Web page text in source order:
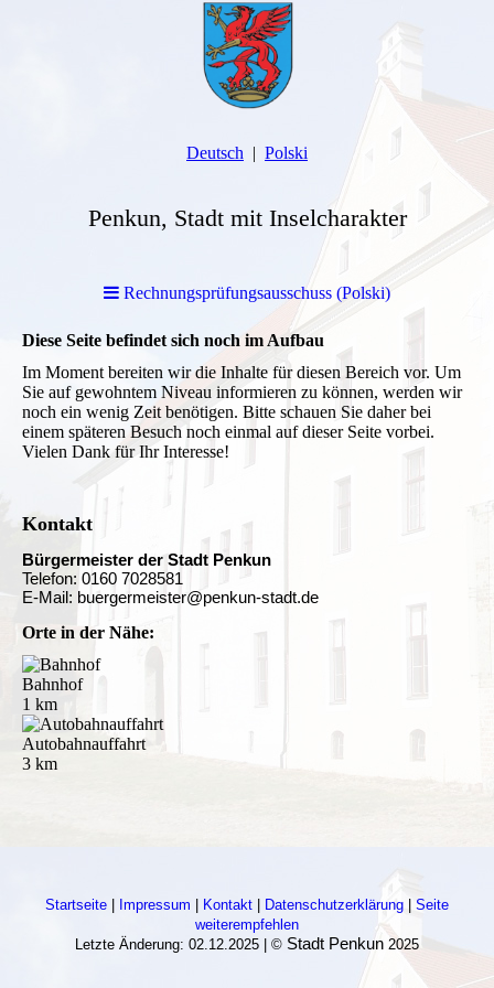
Deutsch Polski
Penkun, Stadt mit Inselcharakter
Rechnungsprüfungsausschuss (Polski)
Diese Seite befindet sich noch im Aufbau
Im Moment bereiten wir die Inhalte für diesen Bereich vor. Um
Sie auf gewohntem Niveau informieren zu können, werden wir
noch ein wenig Zeit benötigen. Bitte schauen Sie daher bei
einem späteren Besuch noch einmal auf dieser Seite vorbei.
Vielen Dank für Ihr Interesse!
Kontakt
Bürgermeister der Stadt Penkun
Telefon: 0160 7028581
E-Mail: buergermeister@penkun-stadt.de
Orte in der Nähe:
Bahnhof
1 km
Autobahnauffahrt
3 km
Startseite Impressum Kontakt Datenschutzerklärung
Seite
weiterempfehlen
Letzte Änderung: 02.12.2025 | © Stadt Penkun 2025